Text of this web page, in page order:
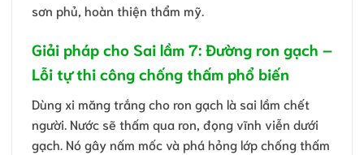
sơn phủ, hoàn thiện thẩm mỹ.
Giải pháp cho Sai lầm 7: Đường ron gạch –
Lỗi tự thi công chống thấm phổ biến
Dùng xi măng trắng cho ron gạch là sai lầm chết
người. Nước sẽ thấm qua ron, đọng vĩnh viễn dưới
gạch. Nó gây nấm mốc và phá hỏng lớp chống thấm